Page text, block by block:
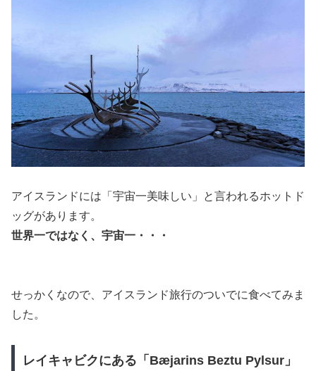
アイスランドには「宇宙一美味しい」と言われるホットド
ッグがあります。
世界一ではなく、宇宙一・・・
せっかくなので、アイスランド旅行のついでに食べてみま
した。
レイキャビクにある「Bæjarins Beztu Pylsur」